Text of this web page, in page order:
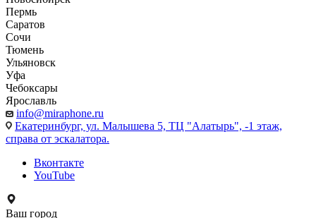
Пермь
Саратов
Сочи
Тюмень
Ульяновск
Уфа
Чебоксары
Ярославль
info@miraphone.ru
Екатеринбург, ул. Малышева 5, ТЦ "Алатырь", -1 этаж,
справа от эскалатора.
Вконтакте
YouTube
Ваш город